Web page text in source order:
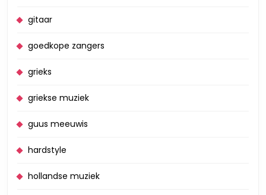
gitaar
goedkope zangers
grieks
griekse muziek
guus meeuwis
hardstyle
hollandse muziek